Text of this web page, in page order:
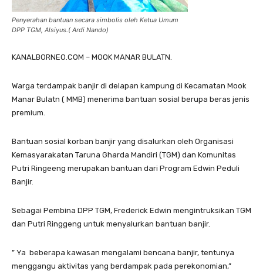
Penyerahan bantuan secara simbolis oleh Ketua Umum
DPP TGM, Alsiyus.( Ardi Nando)
KANALBORNEO.COM – MOOK MANAR BULATN.
Warga terdampak banjir di delapan kampung di Kecamatan Mook
Manar Bulatn ( MMB) menerima bantuan sosial berupa beras jenis
premium.
Bantuan sosial korban banjir yang disalurkan oleh Organisasi
Kemasyarakatan Taruna Gharda Mandiri (TGM) dan Komunitas
Putri Ringeeng merupakan bantuan dari Program Edwin Peduli
Banjir.
Sebagai Pembina DPP TGM, Frederick Edwin mengintruksikan TGM
dan Putri Ringgeng untuk menyalurkan bantuan banjir.
” Ya beberapa kawasan mengalami bencana banjir, tentunya
menggangu aktivitas yang berdampak pada perekonomian,”